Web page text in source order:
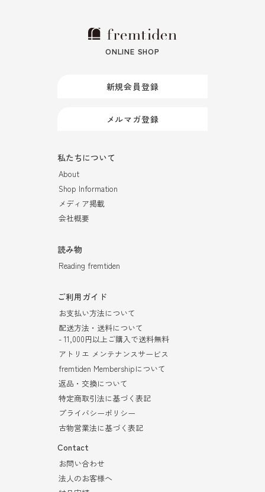
ONLINE SHOP
新規会員登録
メルマガ登録
私たちについて
About
Shop Information
メディア掲載
会社概要
読み物
Reading fremtiden
ご利用ガイド
お支払い方法について
配送方法・送料について
- 11,000円以上ご購入で送料無料
アトリエ メンテナンスサービス
fremtiden Membershipについて
返品・交換について
特定商取引法に基づく表記
プライバシーポリシー
古物営業法に基づく表記
Contact
お問い合わせ
法人のお客様へ